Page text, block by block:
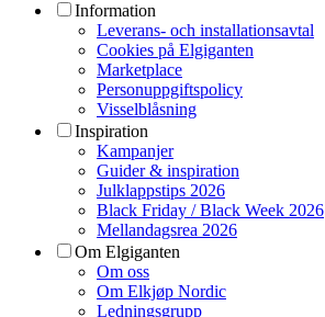
Information
Leverans- och installationsavtal
Cookies på Elgiganten
Marketplace
Personuppgiftspolicy
Visselblåsning
Inspiration
Kampanjer
Guider & inspiration
Julklappstips 2026
Black Friday / Black Week 2026
Mellandagsrea 2026
Om Elgiganten
Om oss
Om Elkjøp Nordic
Ledningsgrupp